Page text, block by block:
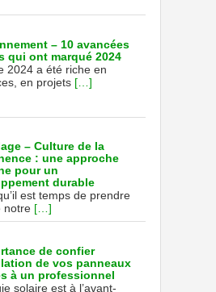
– 10 avancées
qui ont marqué 2024
2024 a été riche en
en projets […]
– Culture de la
: une approche
pour un
durable
est temps de prendre
notre […]
de confier
de vos panneaux
à un professionnel
solaire est à l’avant-